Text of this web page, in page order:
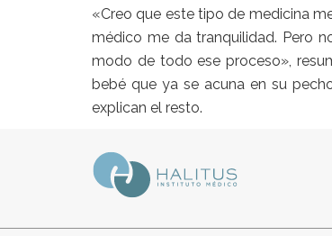
«Creo que este tipo de medicina
médico me da tranquilidad. Pero
modo de todo ese proceso»,
bebé que ya se acuna en su
explican el resto.